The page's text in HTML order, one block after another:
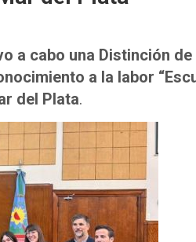
a cabo una Distinción
a la labor
del Plata.